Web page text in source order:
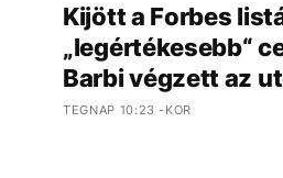
Kijött a Forbes
„legértékesebb“
Barbi végzett az
TEGNAP 10:23 -KOR